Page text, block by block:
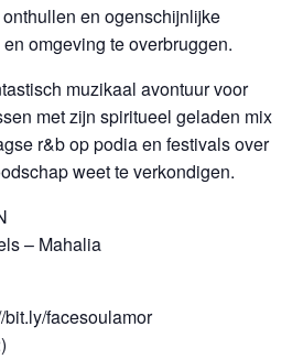
en ogenschijnlijke
omgeving te overbruggen.
muzikaal avontuur voor
met zijn spiritueel geladen mix
r&b op podia en festivals over
weet te verkondigen.
– Mahalia
facesoulamor